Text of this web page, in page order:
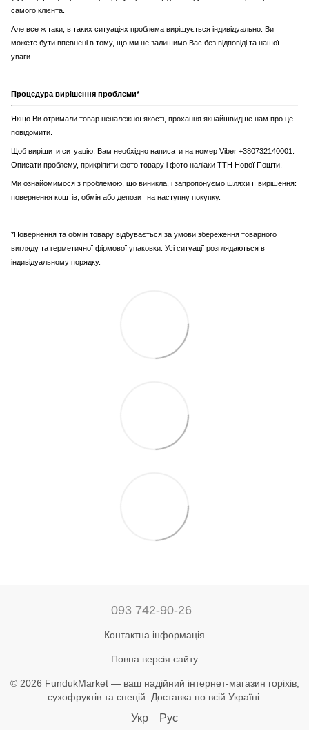
самого клієнта.
Але все ж таки, в таких ситуаціях проблема вирішується індивідуально. Ви
можете бути впевнені в тому, що ми не залишимо Вас без відповіді та нашої
уваги.
Процедура вирішення проблеми*
Якщо Ви отримали товар неналежної якості, прохання якнайшвидше нам про це
повідомити.
Щоб вирішити ситуацію, Вам необхідно написати на номер Viber +380732140001.
Описати проблему, прикріпити фото товару і фото наліаки ТТН Нової Пошти.
Ми ознайомимося з проблемою, що виникла, і запропонуємо шляхи її вирішення:
повернення коштів, обмін або депозит на наступну покупку.
*Повернення та обмін товару відбувається за умови збереження товарного
вигляду та герметичної фірмової упаковки. Усі ситуації розглядаються в
індивідуальному порядку.
093 742-90-26
Контактна інформація
Повна версія сайту
© 2026 FundukMarket — ваш надійний інтернет-магазин горіхів,
сухофруктів та спецій. Доставка по всій Україні.
Укр Рус